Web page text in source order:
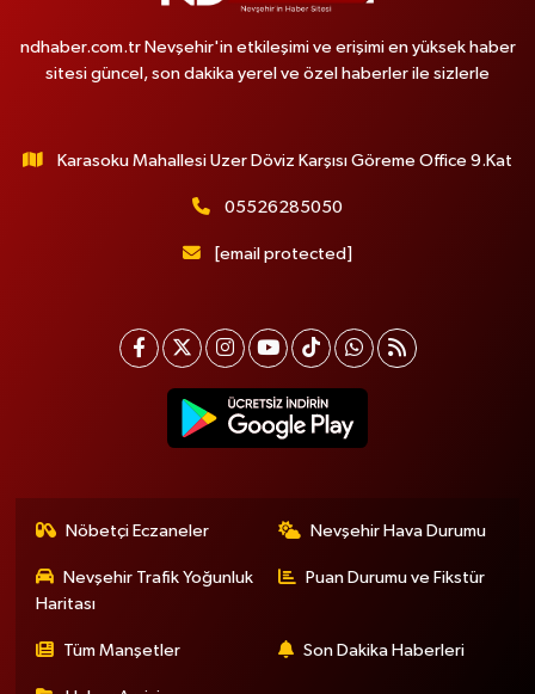
ndhaber.com.tr Nevşehir'in etkileşimi ve erişimi en yüksek haber
sitesi güncel, son dakika yerel ve özel haberler ile sizlerle
Karasoku Mahallesi Uzer Döviz Karşısı Göreme Office 9.Kat
05526285050
[email protected]
Nöbetçi Eczaneler Nevşehir Hava Durumu
Nevşehir Trafik Yoğunluk
Haritası
Puan Durumu ve Fikstür
Tüm Manşetler Son Dakika Haberleri